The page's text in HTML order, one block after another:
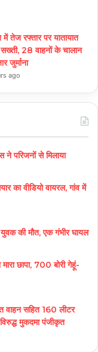
तेज रफ्तार पर यातायात
28 वाहनों के चालान
जुर्माना
ago
ने परिजनों से मिलाया
का वीडियो वायरल, गांव में
की मौत, एक गंभीर घायल
छापा, 700 बोरी गेहूं-
सहित 160 लीटर
मुकदमा पंजीकृत